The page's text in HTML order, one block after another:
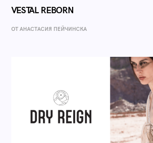
VESTAL REBORN
ОТ AНАСТАСИЯ ПЕЙЧИНСКА